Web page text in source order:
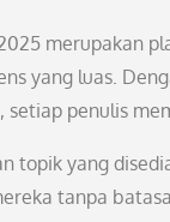
merupakan
yang luas.
setiap penulis
topik yang
tanpa